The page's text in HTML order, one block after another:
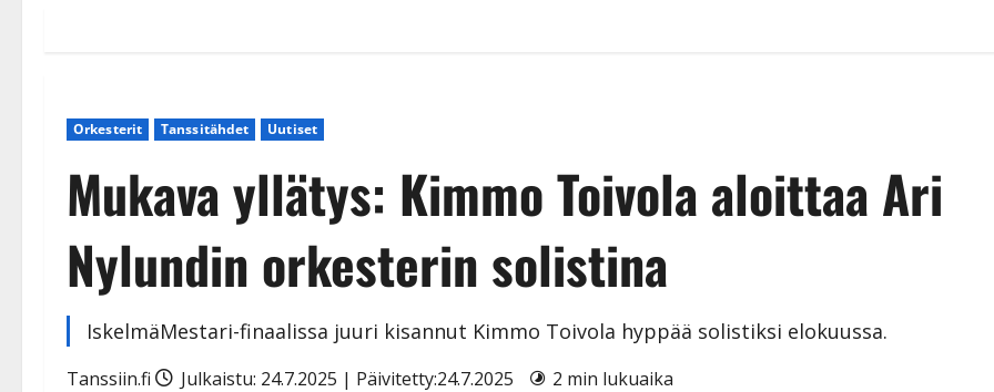
Orkesterit Tanssitähdet Uutiset
Mukava yllätys: Kimmo Toivola aloittaa Ari
Nylundin orkesterin solistina
IskelmäMestari-finaalissa juuri kisannut Kimmo Toivola hyppää solistiksi elokuussa.
Tanssiin.fi Julkaistu: 24.7.2025 | Päivitetty:24.7.2025 2 min lukuaika